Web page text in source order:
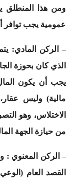
ومن هذا المنطلق
عمومية يجب توافر
– الركن المادي:
الذي كان بحوزة
يجب أن يكون
مالية) وليس
الاختلاس، وهو
من حيازة الجهة
– الركن المعنوي :
القصد العام